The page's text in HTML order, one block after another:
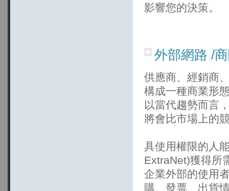
影響您的決策。
外部網路 /
供應商、經銷商
構成一種商業形
以當代趨勢而言
將會比市場上的
具使用權限的人
ExtraNet)獲得所
企業外部的使用
購、發票、出貨